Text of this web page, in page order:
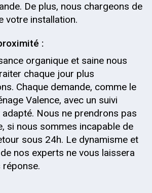
De plus, nous chargeons de
votre installation.
:
organique et saine nous
chaque jour plus
Chaque demande, comme le
Valence, avec un suivi
adapté. Nous ne prendrons pas
si nous sommes incapable de
sous 24h. Le dynamisme et
nos experts ne vous laissera
réponse.